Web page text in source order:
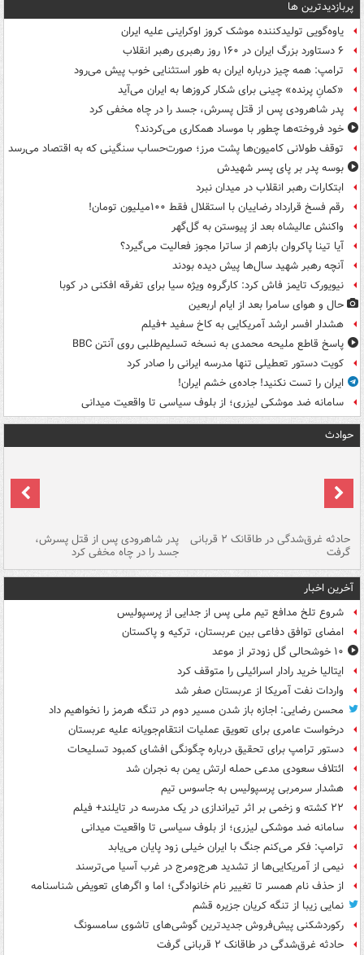
پربازدیدترین ها
یاوه‌گویی تولیدکننده موشک کروز اوکراینی علیه ایران
۶ دستاورد بزرگ ایران در ۱۶۰ روز رهبری رهبر انقلاب
ترامپ: همه چیز درباره ایران به طور استثنایی خوب پیش می‌رود
«کمانِ پرنده» چینی برای شکار کروزها به ایران می‌آید
پدر شاهرودی پس از قتل پسرش، جسد را در چاه مخفی کرد
خود فروخته‌ها چطور با موساد همکاری می‌کردند؟
توقف طولانی کامیون‌ها پشت مرز؛ صورت‌حساب سنگینی که به اقتصاد می‌رسد
بوسه‌ پدر بر پای پسر شهیدش
ابتکارات رهبر انقلاب در میدان نبرد
رقم فسخ قرارداد رضاییان با استقلال فقط ۱۰۰میلیون تومان!
واکنش عالیشاه بعد از پیوستن به گل‌گهر
آیا تینا پاکروان بازهم از ساترا مجوز فعالیت می‌گیرد؟
آنچه رهبر شهید سال‌ها پیش دیده بودند
نیویورک تایمز فاش کرد: کارگروه ویژه سیا برای تفرقه افکنی در کوبا
حال و هوای سامرا بعد از ایام اربعین
هشدار افسر ارشد آمریکایی به کاخ سفید +فیلم
پاسخ قاطع ملیحه محمدی به نسخه تسلیم‌طلبی روی آنتن BBC
کویت دستور تعطیلی تنها مدرسه ایرانی را صادر کرد
ایران را تست نکنید! جاده‌ی خشم ایران!
سامانه ضد موشکی لیزری؛ از بلوف سیاسی تا واقعیت میدانی
حوادث
حادثه غرق‌شدگی در طاقانک ۲ قربانی
گرفت
پدر شاهرودی پس از قتل پسرش،
جسد را در چاه مخفی کرد
آخرین اخبار
شروع تلخ مدافع تیم ملی پس از جدایی از پرسپولیس
امضای توافق دفاعی بین عربستان، ترکیه و پاکستان
۱۰ خوشحالی گل زودتر از موعد
ایتالیا خرید رادار اسرائیلی را متوقف کرد
واردات نفت آمریکا از عربستان صفر شد
محسن رضایی: اجازه باز شدن مسیر دوم در تنگه هرمز را نخواهیم داد
درخواست عامری برای تعویق عملیات انتقام‌جویانه علیه عربستان
دستور ترامپ برای تحقیق درباره چگونگی افشای کمبود تسلیحات
ائتلاف سعودی مدعی حمله ارتش یمن به نجران شد
هشدار سرمربی پرسپولیس به جاسوس تیم
۲۲ کشته و زخمی بر اثر تیراندازی در یک مدرسه در تایلند+ فیلم
سامانه ضد موشکی لیزری؛ از بلوف سیاسی تا واقعیت میدانی
ترامپ: فکر می‌کنم جنگ با ایران خیلی زود پایان می‌یابد
نیمی از آمریکایی‌ها از تشدید هرج‌ومرج در غرب آسیا می‌ترسند
از حذف نام همسر تا تغییر نام خانوادگی؛ اما و اگرهای تعویض شناسنامه
نمایی زیبا از تنگه کریان جزیره قشم
رکوردشکنی پیش‌فروش جدیدترین گوشی‌های تاشوی سامسونگ
حادثه غرق‌شدگی در طاقانک ۲ قربانی گرفت